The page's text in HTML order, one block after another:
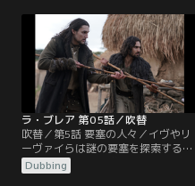
作戦が実現へ。ギャヴィンは複雑な
過去を共有する旧友に、自らの信念
と家族の運命を託さなければならな
い。
ラ・ブレア 第05話／吹替
吹替／第5話 要塞の人々／イヴやリ
ーヴァイらは謎の要塞を探索する
が、疑問はさらに増すばかり。ギャ
ヴィンとイジーは、未曾有の災害を
Dubbing